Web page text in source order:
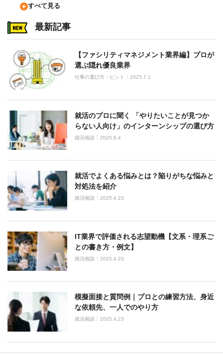
すべて見る
最新記事
【ファシリティマネジメント業界編】プロが
選ぶ隠れ優良業界
仕事の選び方・ヒント 2025.7.1
就活のプロに聞く 「やりたいことが見つか
らない人向け」のインターンシップの選び方
就活相談 2025.6.4
就活でよくある悩みとは？陥りがちな悩みと
対処法を紹介
就活相談 2025.4.23
IT業界で評価される志望動機【文系・理系ご
との書き方・例文】
就活相談 2025.4.23
模擬面接と質問例｜プロとの練習方法、身近
な依頼先、一人でのやり方
就活相談 2025.4.23